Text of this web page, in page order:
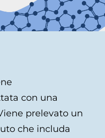
con una
prelevato un
che includa